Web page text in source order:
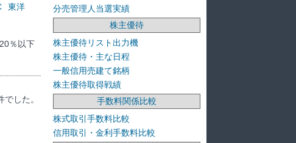
東洋
％以下
した。
分売管理人当選実績
株主優待
株主優待リスト出力機
株主優待・主な日程
一般信用売建て銘柄
株主優待取得戦績
手数料関係比較
株式取引手数料比較
信用取引・金利手数料比較